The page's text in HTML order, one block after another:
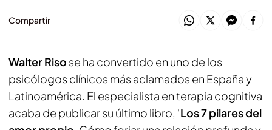
Compartir
Walter Riso se ha convertido en uno de los
psicólogos clínicos más aclamados en España y
Latinoamérica. El especialista en terapia cognitiva
acaba de publicar su último libro, ‘Los 7 pilares del